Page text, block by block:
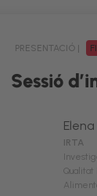
PRESENTACIÓ |
Sessió
IRTA
Qualitat